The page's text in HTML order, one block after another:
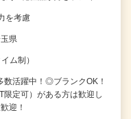
を考慮
県
ム制）
活躍中！◎ブランクOK！
定可）がある方は歓迎し
迎！